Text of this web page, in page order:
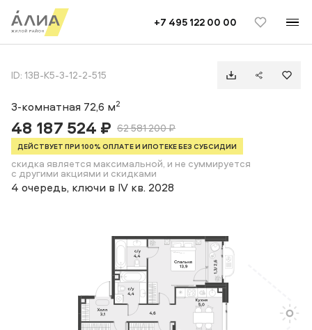
+7 495 122 00 00
TELEGRAM ВКОНТАКТЕ
ID: 13B-К5-3-12-2-515
3-комнатная 72,6 м2
48 187 524 ₽ 62 581 200 ₽
ДЕЙСТВУЕТ ПРИ 100% ОПЛАТЕ И ИПОТЕКЕ БЕЗ СУБСИДИИ
скидка является максимальной, и не суммируется
с другими акциями и скидками
4 очередь, ключи в IV кв. 2028